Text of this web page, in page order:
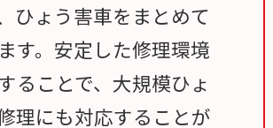
ひょう害車をまとめて
す。安定した修理環境
ることで、大規模ひょ
理にも対応することが